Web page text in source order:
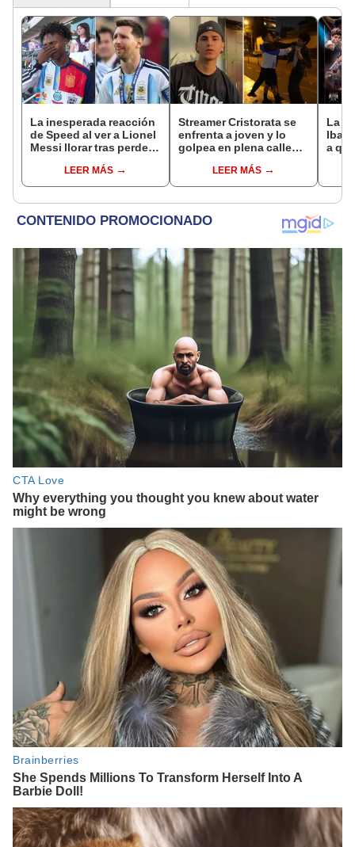
La inesperada reacción
de Speed al ver a Lionel
Messi llorar tras perder
EspañaLEER MÁS
Streamer Cristorata se
enfrenta a joven y lo
golpea en plena calle
LEER MÁS
La
Ibai
a